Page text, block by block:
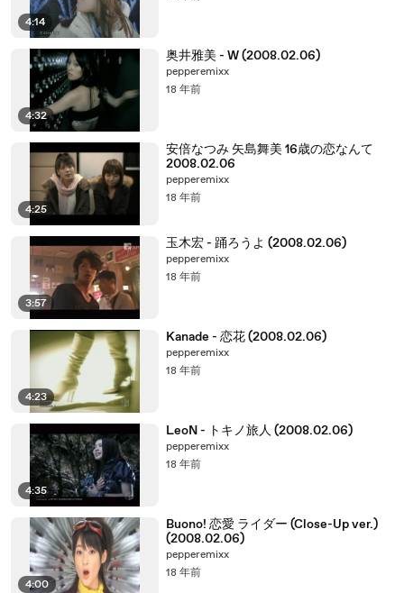
4:14
4:32
奥井雅美 - W (2008.02.06)
pepperemixx
18 年前
4:25
安倍なつみ 矢島舞美 16歳の恋なんて
2008.02.06
pepperemixx
18 年前
3:57
玉木宏 - 踊ろうよ (2008.02.06)
pepperemixx
18 年前
4:23
Kanade - 恋花 (2008.02.06)
pepperemixx
18 年前
4:35
LeoN - トキノ旅人 (2008.02.06)
pepperemixx
18 年前
4:00
Buono! 恋愛 ライダー (Close-Up ver.)
(2008.02.06)
pepperemixx
18 年前